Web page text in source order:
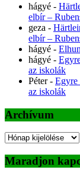
hágyé -
elbír –
geza -
elbír –
hágyé -
hágyé -
az iskolák
Péter- Egyre
az iskolák
Archívum
Archívum
Maradjon